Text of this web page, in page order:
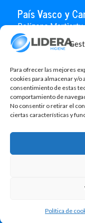
Para ofrecer las mejores
cookies para almacenar y/
consentimiento de estas
comportamiento de
No consentir o retirar el
ciertas características y
Política de
País Vasco y
Polígono Martiartu
48480 Arrigorriaga
Bizkaia
666 451 184
Linked In
©2026 Lidera